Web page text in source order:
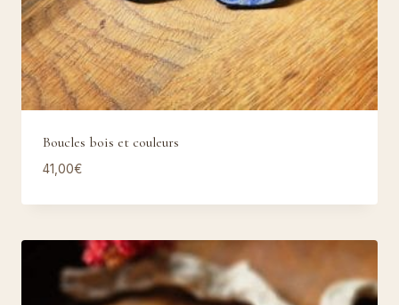
Boucles bois et couleurs
41,00€